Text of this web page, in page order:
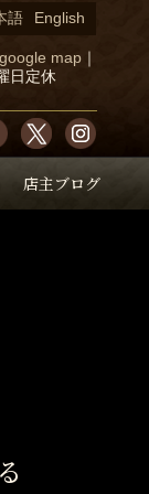
店主ブログ
google map
日定休
語 English